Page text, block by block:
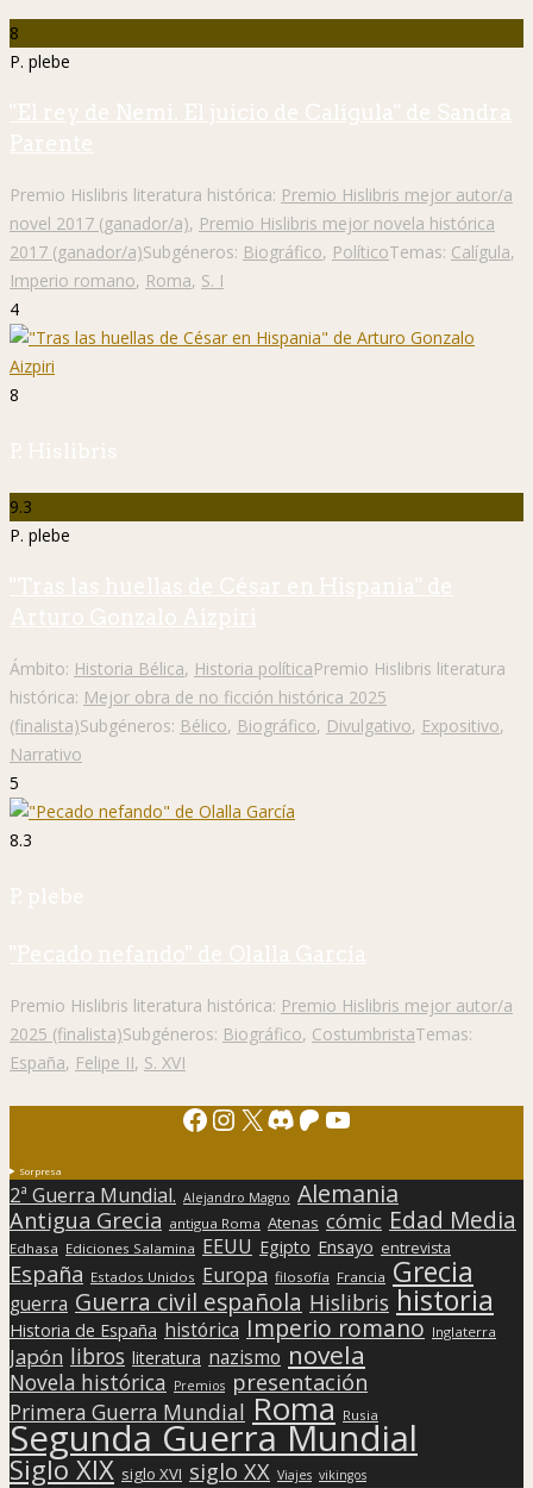
8
P. plebe
"El rey de Nemi. El juicio de Calígula" de Sandra
Parente
Premio Hislibris literatura histórica: Premio Hislibris mejor autor/a
novel 2017 (ganador/a), Premio Hislibris mejor novela histórica
2017 (ganador/a)Subgéneros: Biográfico, PolíticoTemas: Calígula,
Imperio romano, Roma, S. I
4
8
P. Hislibris
9.3
P. plebe
"Tras las huellas de César en Hispania" de
Arturo Gonzalo Aizpiri
Ámbito: Historia Bélica, Historia políticaPremio Hislibris literatura
histórica: Mejor obra de no ficción histórica 2025
(finalista)Subgéneros: Bélico, Biográfico, Divulgativo, Expositivo,
Narrativo
5
8.3
P. plebe
"Pecado nefando" de Olalla García
Premio Hislibris literatura histórica: Premio Hislibris mejor autor/a
2025 (finalista)Subgéneros: Biográfico, CostumbristaTemas:
España, Felipe II, S. XVI
Facebook
Instagram
X Discord
Patreon
YouTube
Sorpresa
2ª Guerra Mundial. Alejandro Magno Alemania
Antigua Grecia antigua Roma Atenas cómic Edad Media
Edhasa Ediciones Salamina EEUU Egipto Ensayo entrevista
España Estados Unidos Europa filosofía Francia Grecia
guerra Guerra civil española Hislibris historia
Historia de España histórica Imperio romano Inglaterra
Japón libros literatura nazismo novela
Novela histórica Premios presentación
Primera Guerra Mundial Roma Rusia
Segunda Guerra Mundial
Siglo XIX siglo XVI siglo XX Viajes vikingos